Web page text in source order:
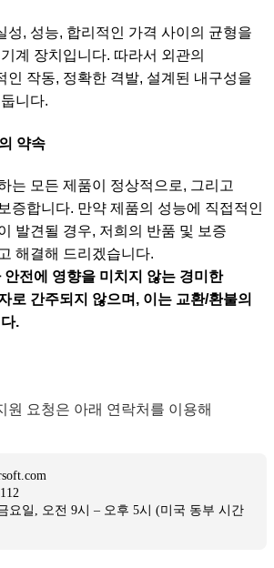
성, 성능, 합리적인 가격 사이의 균형을
계 장치입니다. 따라서 외관의
인 작동, 정확한 격발, 설계된 내구성을
니다.
약속
는 모든 제품이 정상적으로, 그리고
증합니다. 만약 제품의 성능에 직접적인
발견될 경우, 저희의 반품 및 보증
해결해 드리겠습니다.
안전에 영향을 미치지 않는 경미한
로 간주되지 않으며, 이는 교환/환불의
.
원 요청은 아래 연락처를 이용해
요일, 오전 9시 – 오후 5시 (미국 동부 시간